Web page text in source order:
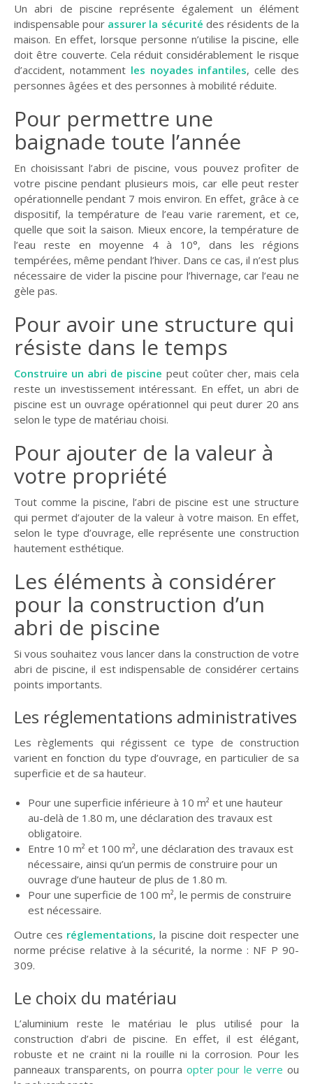
Un abri de piscine représente également un élément
indispensable pour assurer la sécurité des résidents de la
maison. En effet, lorsque personne n’utilise la piscine, elle
doit être couverte. Cela réduit considérablement le risque
d’accident, notamment les noyades infantiles, celle des
personnes âgées et des personnes à mobilité réduite.
Pour permettre une
baignade toute l’année
En choisissant l’abri de piscine, vous pouvez profiter de
votre piscine pendant plusieurs mois, car elle peut rester
opérationnelle pendant 7 mois environ. En effet, grâce à ce
dispositif, la température de l’eau varie rarement, et ce,
quelle que soit la saison. Mieux encore, la température de
l’eau reste en moyenne 4 à 10°, dans les régions
tempérées, même pendant l’hiver. Dans ce cas, il n’est plus
nécessaire de vider la piscine pour l’hivernage, car l’eau ne
gèle pas.
Pour avoir une structure qui
résiste dans le temps
Construire un abri de piscine peut coûter cher, mais cela
reste un investissement intéressant. En effet, un abri de
piscine est un ouvrage opérationnel qui peut durer 20 ans
selon le type de matériau choisi.
Pour ajouter de la valeur à
votre propriété
Tout comme la piscine, l’abri de piscine est une structure
qui permet d’ajouter de la valeur à votre maison. En effet,
selon le type d’ouvrage, elle représente une construction
hautement esthétique.
Les éléments à considérer
pour la construction d’un
abri de piscine
Si vous souhaitez vous lancer dans la construction de votre
abri de piscine, il est indispensable de considérer certains
points importants.
Les réglementations administratives
Les règlements qui régissent ce type de construction
varient en fonction du type d’ouvrage, en particulier de sa
superficie et de sa hauteur.
Pour une superficie inférieure à 10 m² et une hauteur
au-delà de 1.80 m, une déclaration des travaux est
obligatoire.
Entre 10 m² et 100 m², une déclaration des travaux est
nécessaire, ainsi qu’un permis de construire pour un
ouvrage d’une hauteur de plus de 1.80 m.
Pour une superficie de 100 m², le permis de construire
est nécessaire.
Outre ces réglementations, la piscine doit respecter une
norme précise relative à la sécurité, la norme : NF P 90-
309.
Le choix du matériau
L’aluminium reste le matériau le plus utilisé pour la
construction d’abri de piscine. En effet, il est élégant,
robuste et ne craint ni la rouille ni la corrosion. Pour les
panneaux transparents, on pourra opter pour le verre ou